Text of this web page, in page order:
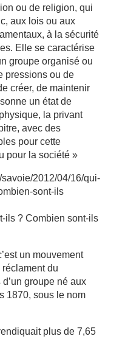
ou de religion, qui
aux lois ou aux
à la sécurité
Elle se caractérise
groupe organisé ou
pressions ou de
créer, de maintenir
un état de
la privant
avec des
pour cette
pour la société »
2012/04/16/qui-
sont-ils
ils ? Combien sont-ils
un mouvement
du
groupe né aux
1870, sous le nom
plus de 7,65